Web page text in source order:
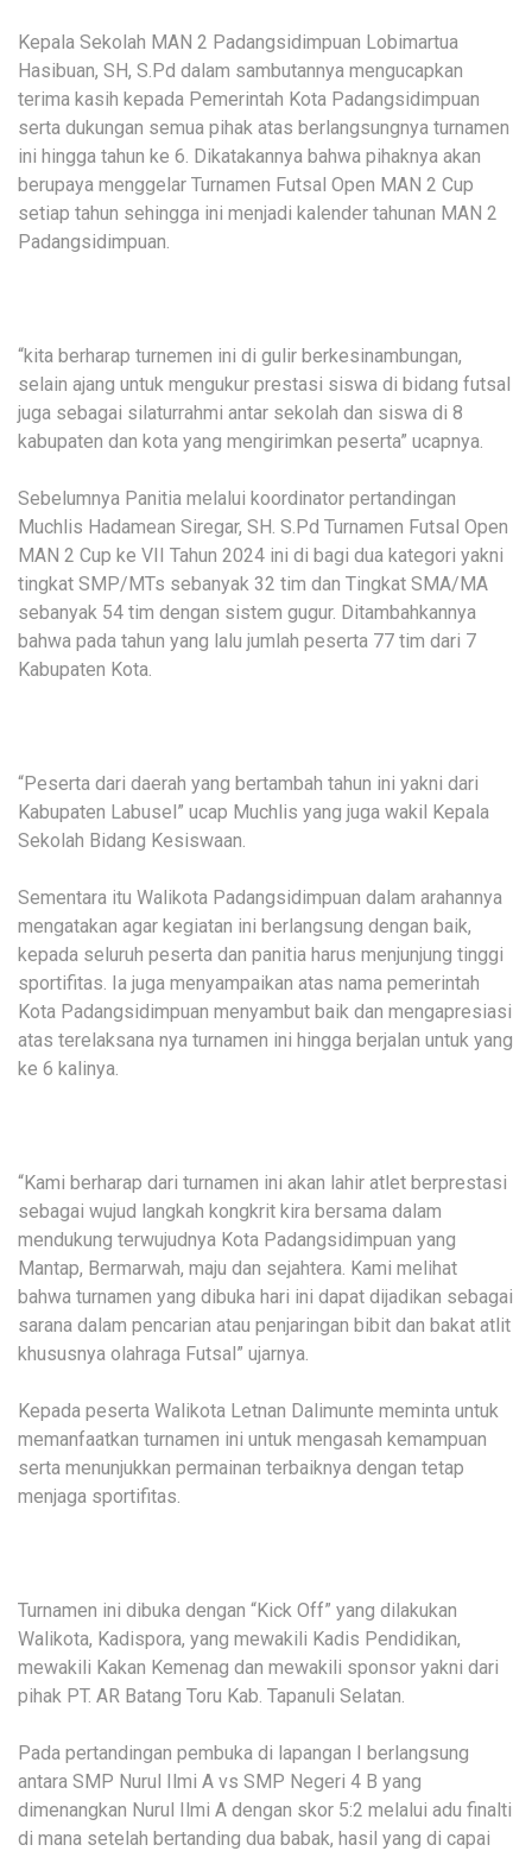
Kepala Sekolah MAN 2 Padangsidimpuan Lobimartua
Hasibuan, SH, S.Pd dalam sambutannya mengucapkan
terima kasih kepada Pemerintah Kota Padangsidimpuan
serta dukungan semua pihak atas berlangsungnya turnamen
ini hingga tahun ke 6. Dikatakannya bahwa pihaknya akan
berupaya menggelar Turnamen Futsal Open MAN 2 Cup
setiap tahun sehingga ini menjadi kalender tahunan MAN 2
Padangsidimpuan.
“kita berharap turnemen ini di gulir berkesinambungan,
selain ajang untuk mengukur prestasi siswa di bidang futsal
juga sebagai silaturrahmi antar sekolah dan siswa di 8
kabupaten dan kota yang mengirimkan peserta” ucapnya.
Sebelumnya Panitia melalui koordinator pertandingan
Muchlis Hadamean Siregar, SH. S.Pd Turnamen Futsal Open
MAN 2 Cup ke VII Tahun 2024 ini di bagi dua kategori yakni
tingkat SMP/MTs sebanyak 32 tim dan Tingkat SMA/MA
sebanyak 54 tim dengan sistem gugur. Ditambahkannya
bahwa pada tahun yang lalu jumlah peserta 77 tim dari 7
Kabupaten Kota.
“Peserta dari daerah yang bertambah tahun ini yakni dari
Kabupaten Labusel” ucap Muchlis yang juga wakil Kepala
Sekolah Bidang Kesiswaan.
Sementara itu Walikota Padangsidimpuan dalam arahannya
mengatakan agar kegiatan ini berlangsung dengan baik,
kepada seluruh peserta dan panitia harus menjunjung tinggi
sportifitas. Ia juga menyampaikan atas nama pemerintah
Kota Padangsidimpuan menyambut baik dan mengapresiasi
atas terelaksana nya turnamen ini hingga berjalan untuk yang
ke 6 kalinya.
“Kami berharap dari turnamen ini akan lahir atlet berprestasi
sebagai wujud langkah kongkrit kira bersama dalam
mendukung terwujudnya Kota Padangsidimpuan yang
Mantap, Bermarwah, maju dan sejahtera. Kami melihat
bahwa turnamen yang dibuka hari ini dapat dijadikan sebagai
sarana dalam pencarian atau penjaringan bibit dan bakat atlit
khususnya olahraga Futsal” ujarnya.
Kepada peserta Walikota Letnan Dalimunte meminta untuk
memanfaatkan turnamen ini untuk mengasah kemampuan
serta menunjukkan permainan terbaiknya dengan tetap
menjaga sportifitas.
Turnamen ini dibuka dengan “Kick Off” yang dilakukan
Walikota, Kadispora, yang mewakili Kadis Pendidikan,
mewakili Kakan Kemenag dan mewakili sponsor yakni dari
pihak PT. AR Batang Toru Kab. Tapanuli Selatan.
Pada pertandingan pembuka di lapangan I berlangsung
antara SMP Nurul Ilmi A vs SMP Negeri 4 B yang
dimenangkan Nurul Ilmi A dengan skor 5:2 melalui adu finalti
di mana setelah bertanding dua babak, hasil yang di capai